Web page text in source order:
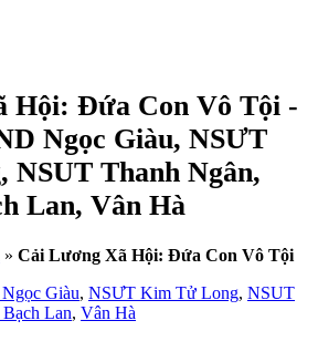
Hội: Đứa Con Vô Tội -
Ngọc Giàu, NSƯT
Thanh Ngân,
Lan, Vân Hà
» Cải Lương Xã Hội: Đứa Con Vô Tội
Giàu, NSƯT Kim Tử Long, NSUT
Lan, Vân Hà